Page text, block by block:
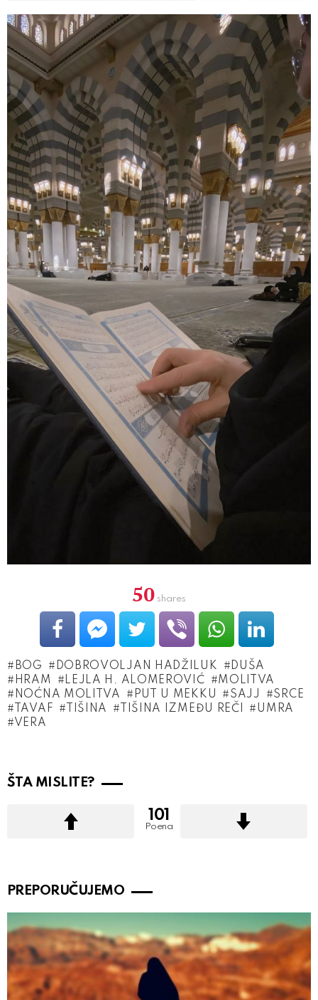
50 shares
BOG DOBROVOLJAN HADŽILUK
DUŠA
HRAM
LEJLA H. ALOMEROVIĆ
MOLITVA
NOĆNA MOLITVA
PUT U MEKKU SAJJ
SRCE
TAVAF
TIŠINA TIŠINA IZMEĐU REČI
UMRA
VERA
ŠTA MISLITE?
101
Poena
PREPORUČUJEMO